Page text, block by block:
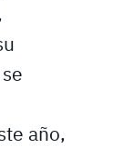
año,